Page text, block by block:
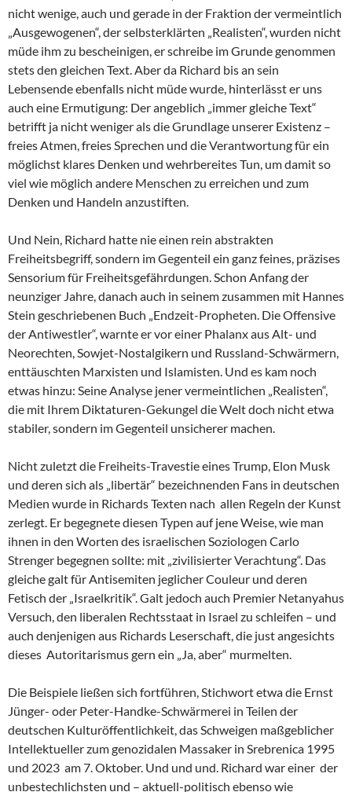
nicht wenige, auch und gerade in der Fraktion der vermeintlich
„Ausgewogenen“, der selbsterklärten „Realisten“, wurden nicht
müde ihm zu bescheinigen, er schreibe im Grunde genommen
stets den gleichen Text. Aber da Richard bis an sein
Lebensende ebenfalls nicht müde wurde, hinterlässt er uns
auch eine Ermutigung: Der angeblich „immer gleiche Text“
betrifft ja nicht weniger als die Grundlage unserer Existenz –
freies Atmen, freies Sprechen und die Verantwortung für ein
möglichst klares Denken und wehrbereites Tun, um damit so
viel wie möglich andere Menschen zu erreichen und zum
Denken und Handeln anzustiften.
Und Nein, Richard hatte nie einen rein abstrakten
Freiheitsbegriff, sondern im Gegenteil ein ganz feines, präzises
Sensorium für Freiheitsgefährdungen. Schon Anfang der
neunziger Jahre, danach auch in seinem zusammen mit Hannes
Stein geschriebenen Buch „Endzeit-Propheten. Die Offensive
der Antiwestler“, warnte er vor einer Phalanx aus Alt- und
Neorechten, Sowjet-Nostalgikern und Russland-Schwärmern,
enttäuschten Marxisten und Islamisten. Und es kam noch
etwas hinzu: Seine Analyse jener vermeintlichen „Realisten“,
die mit Ihrem Diktaturen-Gekungel die Welt doch nicht etwa
stabiler, sondern im Gegenteil unsicherer machen.
Nicht zuletzt die Freiheits-Travestie eines Trump, Elon Musk
und deren sich als „libertär“ bezeichnenden Fans in deutschen
Medien wurde in Richards Texten nach allen Regeln der Kunst
zerlegt. Er begegnete diesen Typen auf jene Weise, wie man
ihnen in den Worten des israelischen Soziologen Carlo
Strenger begegnen sollte: mit „zivilisierter Verachtung“. Das
gleiche galt für Antisemiten jeglicher Couleur und deren
Fetisch der „Israelkritik“. Galt jedoch auch Premier Netanyahus
Versuch, den liberalen Rechtsstaat in Israel zu schleifen – und
auch denjenigen aus Richards Leserschaft, die just angesichts
dieses Autoritarismus gern ein „Ja, aber“ murmelten.
Die Beispiele ließen sich fortführen, Stichwort etwa die Ernst
Jünger- oder Peter-Handke-Schwärmerei in Teilen der
deutschen Kulturöffentlichkeit, das Schweigen maßgeblicher
Intellektueller zum genozidalen Massaker in Srebrenica 1995
und 2023 am 7. Oktober. Und und und. Richard war einer der
unbestechlichsten und – aktuell-politisch ebenso wie